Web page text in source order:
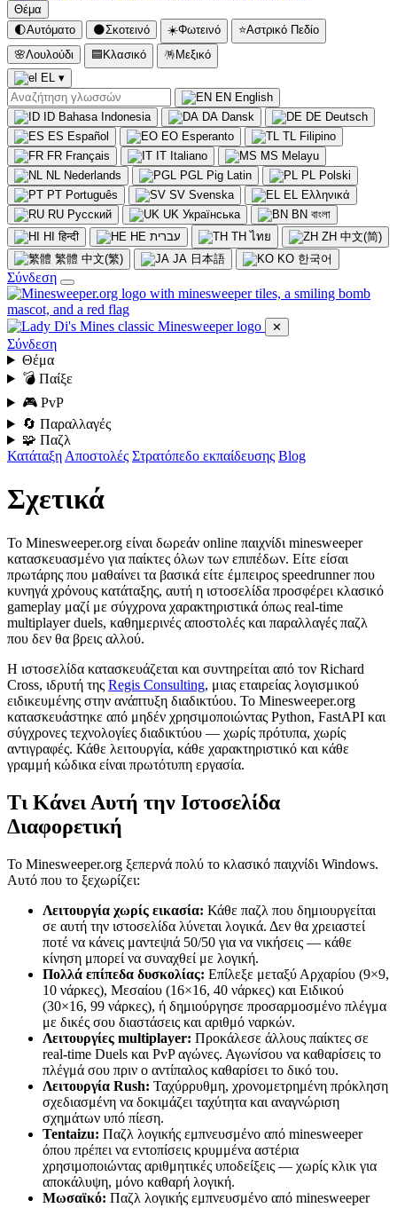
Θέμα
🌓Αυτόματο 🌑Σκοτεινό ☀️Φωτεινό ⭐Αστρικό Πεδίο
🌸Λουλούδι 🟦 Κλασικό 🪅 Μεξικό
EL ▾
EN English
ID Bahasa Indonesia DA Dansk DE Deutsch
ES Español EO Esperanto TL Filipino
FR Français IT Italiano MS Melayu
NL Nederlands PGL Pig Latin PL Polski
PT Português SV Svenska EL Ελληνικά
RU Русский UK Українська BN বাংলা
HI हिन्दी HE עברית TH ไทย ZH 中文(简)
繁體 中文(繁) JA 日本語 KO 한국어
Σύνδεση
✕
Σύνδεση
Θέμα
💣 Παίξε
🎮 PvP
🔄 Παραλλαγές
🧩 Παζλ
Κατάταξη Αποστολές Στρατόπεδο εκπαίδευσης Blog
Σχετικά
Το Minesweeper.org είναι δωρεάν online παιχνίδι minesweeper
κατασκευασμένο για παίκτες όλων των επιπέδων. Είτε είσαι
πρωτάρης που μαθαίνει τα βασικά είτε έμπειρος speedrunner που
κυνηγά χρόνους κατάταξης, αυτή η ιστοσελίδα προσφέρει κλασικό
gameplay μαζί με σύγχρονα χαρακτηριστικά όπως real-time
multiplayer duels, καθημερινές αποστολές και παραλλαγές παζλ
που δεν θα βρεις αλλού.
Η ιστοσελίδα κατασκευάζεται και συντηρείται από τον Richard
Cross, ιδρυτή της Regis Consulting, μιας εταιρείας λογισμικού
ειδικευμένης στην ανάπτυξη διαδικτύου. Το Minesweeper.org
κατασκευάστηκε από μηδέν χρησιμοποιώντας Python, FastAPI και
σύγχρονες τεχνολογίες διαδικτύου — χωρίς πρότυπα, χωρίς
αντιγραφές. Κάθε λειτουργία, κάθε χαρακτηριστικό και κάθε
γραμμή κώδικα είναι πρωτότυπη εργασία.
Τι Κάνει Αυτή την Ιστοσελίδα
Διαφορετική
Το Minesweeper.org ξεπερνά πολύ το κλασικό παιχνίδι Windows.
Αυτό που το ξεχωρίζει:
Λειτουργία χωρίς εικασία: Κάθε παζλ που δημιουργείται
σε αυτή την ιστοσελίδα λύνεται λογικά. Δεν θα χρειαστεί
ποτέ να κάνεις μαντεψιά 50/50 για να νικήσεις — κάθε
κίνηση μπορεί να συναχθεί με λογική.
Πολλά επίπεδα δυσκολίας: Επίλεξε μεταξύ Αρχαρίου (9×9,
10 νάρκες), Μεσαίου (16×16, 40 νάρκες) και Ειδικού
(30×16, 99 νάρκες), ή δημιούργησε προσαρμοσμένο πλέγμα
με δικές σου διαστάσεις και αριθμό ναρκών.
Λειτουργίες multiplayer: Προκάλεσε άλλους παίκτες σε
real-time Duels και PvP αγώνες. Αγωνίσου να καθαρίσεις το
πλέγμά σου πριν ο αντίπαλος καθαρίσει το δικό του.
Λειτουργία Rush: Ταχύρρυθμη, χρονομετρημένη πρόκληση
σχεδιασμένη να δοκιμάζει ταχύτητα και αναγνώριση
σχημάτων υπό πίεση.
Tentaizu: Παζλ λογικής εμπνευσμένο από minesweeper
όπου πρέπει να εντοπίσεις κρυμμένα αστέρια
χρησιμοποιώντας αριθμητικές υποδείξεις — χωρίς κλικ για
αποκάλυψη, μόνο καθαρή λογική.
Μωσαϊκό: Παζλ λογικής εμπνευσμένο από minesweeper